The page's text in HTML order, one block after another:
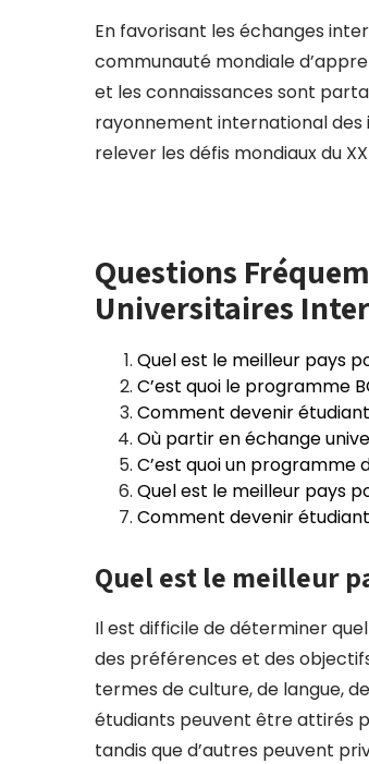
En favorisant les échanges
communauté mondiale
et les connaissances sont
rayonnement international
relever les défis mondiaux du
Questions
Universitaires
Quel est le meilleur pays
C’est quoi le programme
Comment devenir
Où partir en échange
C’est quoi un programme
Quel est le meilleur pays
Comment devenir
Quel est le meilleur
Il est difficile de déterminer
des préférences et des
termes de culture, de langue,
étudiants peuvent être attirés
tandis que d’autres peuvent